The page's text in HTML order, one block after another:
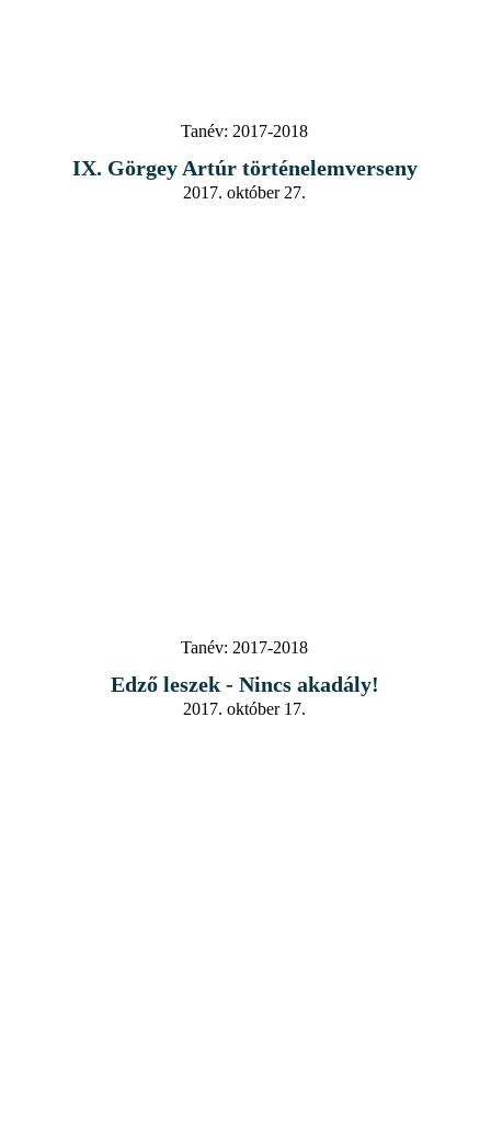
Tanév: 2017-2018
IX. Görgey Artúr történelemverseny
2017. október 27.
Tanév: 2017-2018
Edző leszek - Nincs akadály!
2017. október 17.